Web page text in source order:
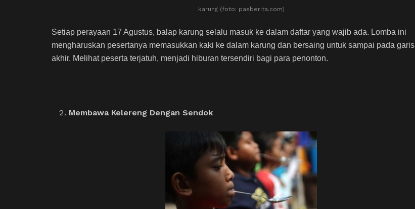
karung (foto: pasberita.com)
Setiap perayaan 17 Agustus, balap karung selalu masuk ke dalam daftar yang wajib ada. Lomba ini
mengharuskan pesertanya memasukkan kaki ke dalam karung dan bersaing untuk sampai pada garis
akhir. Melihat peserta terjatuh, menjadi hiburan tersendiri bagi para penonton.
Membawa Kelereng Dengan Sendok